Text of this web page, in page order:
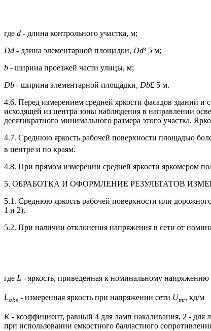
где d - длина контрольного участка, м;
Dd - длина элементарной площадки, Dd³ 5 м;
b - ширина проезжей части улицы, м;
Db - ширина элементарной площадки, Db£ 5 м.
4.6. Перед измерением средней яркости фасадов зданий
исходящей из центра зоны наблюдения в направлении
десятикратного минимального размера этого участка.
4.7. Среднюю яркость рабочей поверхности площадью
в центре и по краям.
4.8. При прямом измерении средней яркости яркомером
5. ОБРАБОТКА И ОФОРМЛЕНИЕ РЕЗУЛЬТАТОВ
5.1. Среднюю яркость рабочей поверхности или
1 и 2).
5.2. При наличии отклонения напряжения в сети от
где L - яркость, приведенная к номинальному напряжению
Labs - измеренная яркость при напряжении сети Umt, кд/м
K- коэффициент, равный 4 для ламп накаливания, 2 -
при использовании емкостного балластного